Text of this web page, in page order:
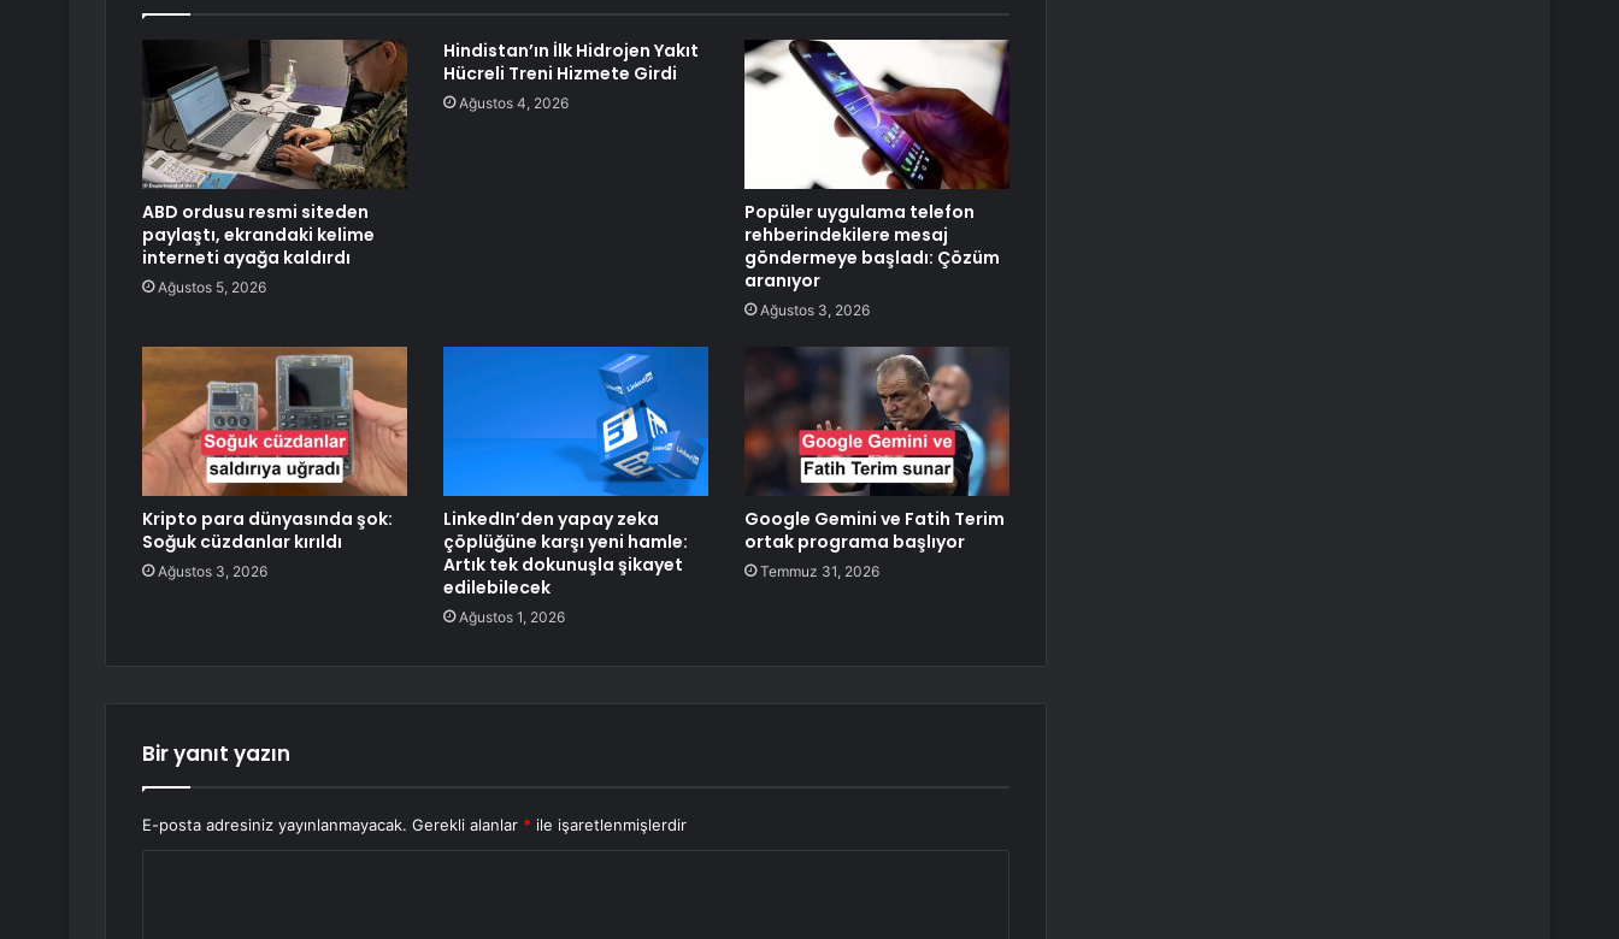
ABD ordusu resmi siteden
paylaştı, ekrandaki kelime
interneti ayağa kaldırdı
Ağustos 5, 2026
Hindistan’ın İlk Hidrojen Yakıt
Hücreli Treni Hizmete Girdi
Ağustos 4, 2026
Popüler uygulama telefon
rehberindekilere mesaj
göndermeye başladı: Çözüm
aranıyor
Ağustos 3, 2026
Kripto para dünyasında şok:
Soğuk cüzdanlar kırıldı
Ağustos 3, 2026
LinkedIn’den yapay zeka
çöplüğüne karşı yeni hamle:
Artık tek dokunuşla şikayet
edilebilecek
Ağustos 1, 2026
Google Gemini ve Fatih Terim
ortak programa başlıyor
Temmuz 31, 2026
Bir yanıt yazın
E-posta adresiniz yayınlanmayacak. Gerekli alanlar * ile işaretlenmişlerdir